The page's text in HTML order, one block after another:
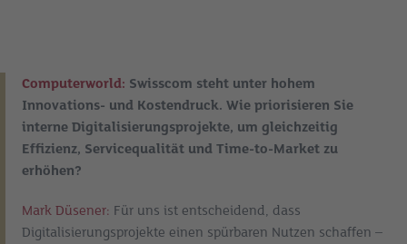
Computerworld: Swisscom steht unter hohem
Innovations- und Kostendruck. Wie priorisieren Sie
interne Digitalisierungsprojekte, um gleichzeitig
Effizienz, Servicequalität und Time-to-Market zu
erhöhen?
Mark Düsener: Für uns ist entscheidend, dass
Digitalisierungsprojekte einen spürbaren Nutzen schaffen –